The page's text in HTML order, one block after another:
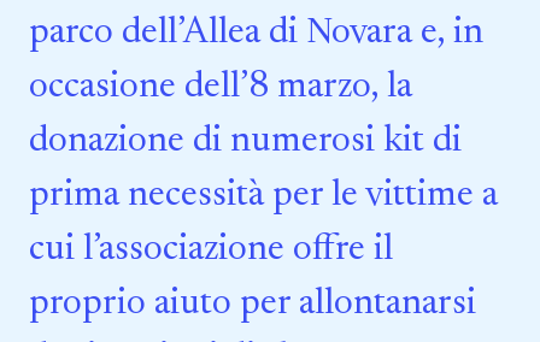
parco dell’Allea di Novara e, in
occasione dell’8 marzo, la
donazione di numerosi kit di
prima necessità per le vittime a
cui l’associazione offre il
proprio aiuto per allontanarsi